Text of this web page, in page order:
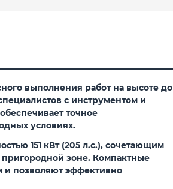
выполнения работ на высоте до
с инструментом и
точное
условиях.
151 кВт (205 л.с.), сочетающим
зоне. Компактные
и позволяют эффективно